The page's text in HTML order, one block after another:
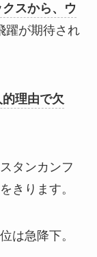
スから、ウ
躍が期待され
理由で欠
タンカンフ
きります。
は急降下。